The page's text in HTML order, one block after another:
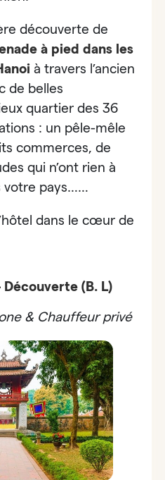
découverte de
à pied dans les
à travers l’ancien
de belles
quartier des 36
: un pêle-mêle
commerces, de
qui n’ont rien à
votre pays……
dans le cœur de
Découverte (B. L)
& Chauffeur privé